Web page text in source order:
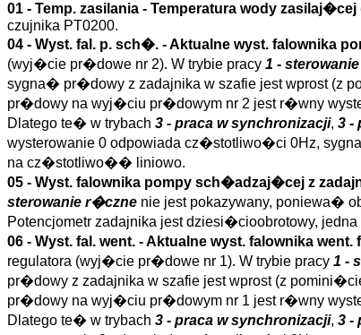
01 - Temp. zasilania - Temperatura wody zasilaj�cej
czujnika PT0200.
04 - Wyst. fal. p. sch�. - Aktualne wyst. falownika
(wyj�cie pr�dowe nr 2). W trybie pracy 1 -
sygna� pr�dowy z zadajnika w szafie jest wprost (z
pr�dowy na wyj�ciu pr�dowym nr 2 jest r�wny
Dlatego te� w trybach 3 - praca w synchronizacji, 3 -
wysterowanie 0 odpowiada cz�stotliwo�ci 0Hz,
na cz�stotliwo�� liniowo.
05 - Wyst. falownika pompy sch�adzaj�cej z
sterowanie r�czne nie jest pokazywany, poniewa�
Potencjometr zadajnika jest dziesi�cioobrotowy,
06 - Wyst. fal. went. - Aktualne wyst. falownika went.
regulatora (wyj�cie pr�dowe nr 1). W trybie pracy 1 -
pr�dowy z zadajnika w szafie jest wprost (z
pr�dowy na wyj�ciu pr�dowym nr 1 jest r�wny
Dlatego te� w trybach 3 - praca w synchronizacji, 3 -